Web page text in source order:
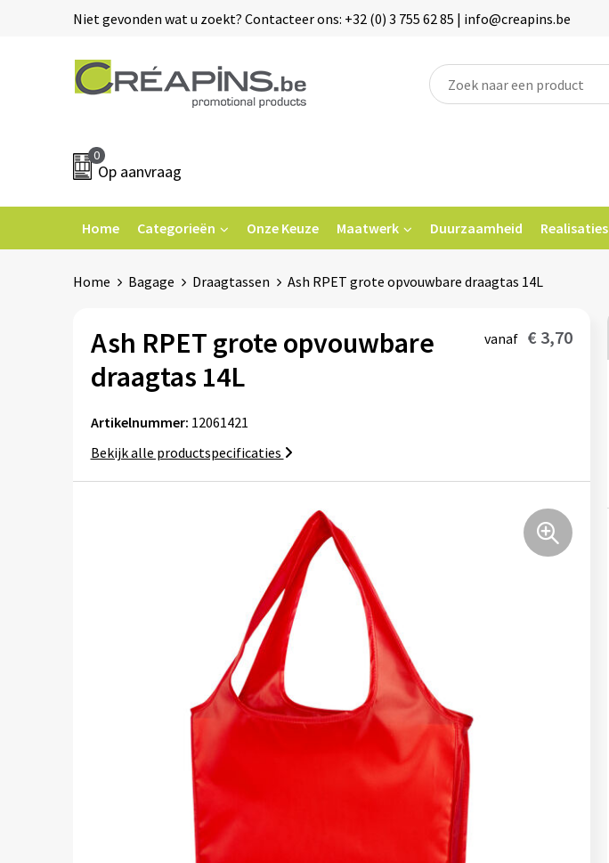
Niet gevonden wat u zoekt? Contacteer ons: +32 (0) 3 755 62 85 | info@creapins.be
0
Op aanvraag
Home Categorieën Onze Keuze Maatwerk Duurzaamheid Realisaties
Home Bagage Draagtassen Ash RPET grote opvouwbare draagtas 14L
Ash RPET grote opvouwbare
draagtas 14L
vanaf € 3,70
Artikelnummer: 12061421
Bekijk alle productspecificaties